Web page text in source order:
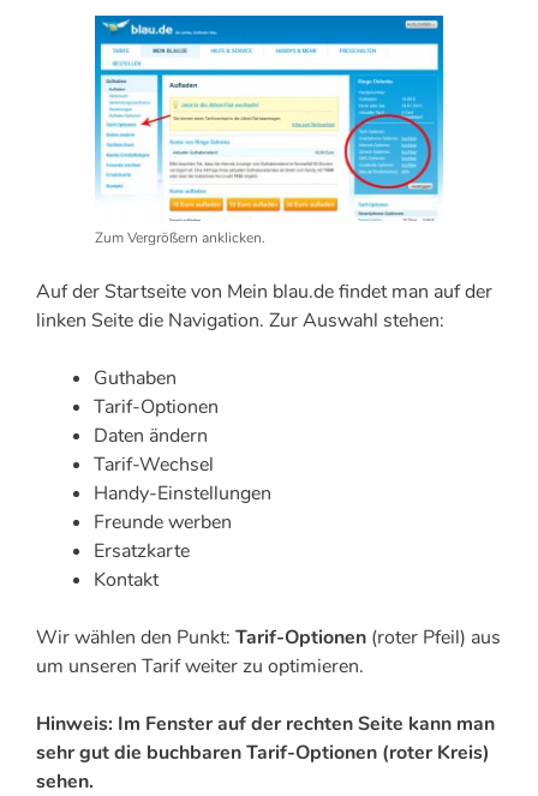
Zum Vergrößern anklicken.
Auf der Startseite von Mein blau.de findet man auf der
linken Seite die Navigation. Zur Auswahl stehen:
Guthaben
Tarif-Optionen
Daten ändern
Tarif-Wechsel
Handy-Einstellungen
Freunde werben
Ersatzkarte
Kontakt
Wir wählen den Punkt: Tarif-Optionen (roter Pfeil) aus
um unseren Tarif weiter zu optimieren.
Hinweis: Im Fenster auf der rechten Seite kann man
sehr gut die buchbaren Tarif-Optionen (roter Kreis)
sehen.